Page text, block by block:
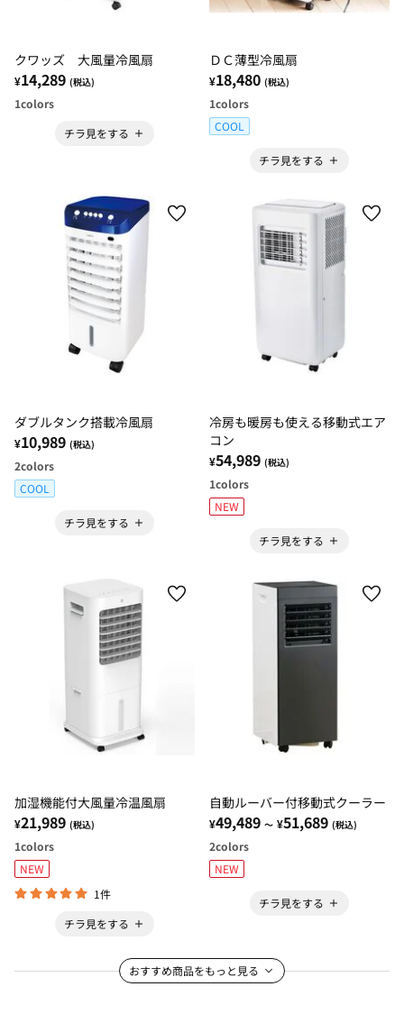
クワッズ 大風量冷風扇
¥14,289 (税込)
1colors
チラ見をする
ＤＣ薄型冷風扇
¥18,480 (税込)
1colors
COOL
チラ見をする
ダブルタンク搭載冷風扇
¥10,989 (税込)
2colors
COOL
チラ見をする
冷房も暖房も使える移動式エア
コン
¥54,989 (税込)
1colors
NEW
チラ見をする
加湿機能付大風量冷温風扇
¥21,989 (税込)
1colors
NEW
1件
チラ見をする
自動ルーバー付移動式クーラー
¥49,489 ～ ¥51,689 (税込)
2colors
NEW
チラ見をする
おすすめ商品をもっと見る